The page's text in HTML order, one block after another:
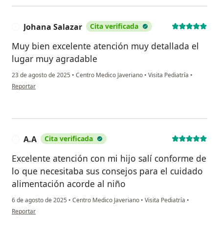
Johana Salazar Cita verificada
Muy bien excelente atención muy detallada el
lugar muy agradable
23 de agosto de 2025 • Centro Medico Javeriano • Visita Pediatría •
en opinión del usuario Johana Salazar
Reportar
A.A Cita verificada
Excelente atención con mi hijo salí conforme de
lo que necesitaba sus consejos para el cuidado
alimentación acorde al niño
6 de agosto de 2025 • Centro Medico Javeriano • Visita Pediatría •
en opinión del usuario A.A
Reportar